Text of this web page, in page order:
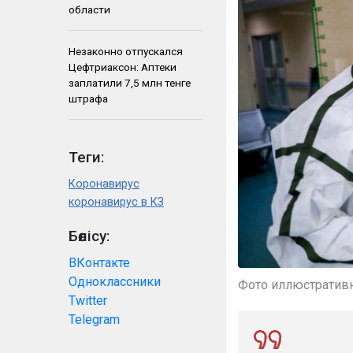
области
Незаконно отпускался
Цефтриаксон: Аптеки
заплатили 7,5 млн тенге
штрафа
Теги:
Коронавирус
коронавирус в КЗ
Бөлісу:
ВКонтакте
Одноклассники
Twitter
Telegram
Фото